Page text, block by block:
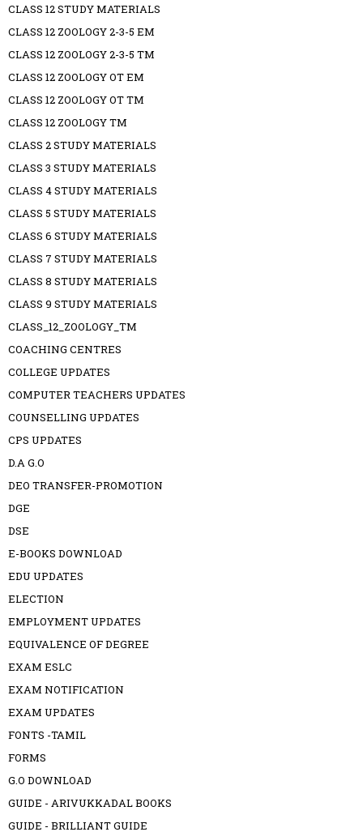
CLASS 12 STUDY MATERIALS
CLASS 12 ZOOLOGY 2-3-5 EM
CLASS 12 ZOOLOGY 2-3-5 TM
CLASS 12 ZOOLOGY OT EM
CLASS 12 ZOOLOGY OT TM
CLASS 12 ZOOLOGY TM
CLASS 2 STUDY MATERIALS
CLASS 3 STUDY MATERIALS
CLASS 4 STUDY MATERIALS
CLASS 5 STUDY MATERIALS
CLASS 6 STUDY MATERIALS
CLASS 7 STUDY MATERIALS
CLASS 8 STUDY MATERIALS
CLASS 9 STUDY MATERIALS
CLASS_12_ZOOLOGY_TM
COACHING CENTRES
COLLEGE UPDATES
COMPUTER TEACHERS UPDATES
COUNSELLING UPDATES
CPS UPDATES
D.A G.O
DEO TRANSFER-PROMOTION
DGE
DSE
E-BOOKS DOWNLOAD
EDU UPDATES
ELECTION
EMPLOYMENT UPDATES
EQUIVALENCE OF DEGREE
EXAM ESLC
EXAM NOTIFICATION
EXAM UPDATES
FONTS -TAMIL
FORMS
G.O DOWNLOAD
GUIDE - ARIVUKKADAL BOOKS
GUIDE - BRILLIANT GUIDE